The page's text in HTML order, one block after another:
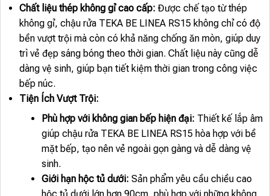
Chất liệu thép không gỉ cao cấp: Được chế tạo từ thép
không gỉ, chậu rửa TEKA BE LINEA RS15 không chỉ có độ
bền vượt trội mà còn có khả năng chống ăn mòn, giúp duy
trì vẻ đẹp sáng bóng theo thời gian. Chất liệu này cũng dễ
dàng vệ sinh, giúp bạn tiết kiệm thời gian trong công việc
bếp núc.
Tiện Ích Vượt Trội:
Phù hợp với không gian bếp hiện đại: Thiết kế lắp âm
giúp chậu rửa TEKA BE LINEA RS15 hòa hợp với bề
mặt bếp, tạo nên vẻ ngoài gọn gàng và dễ dàng vệ
sinh.
Giới hạn hộc tủ dưới: Sản phẩm yêu cầu chiều cao